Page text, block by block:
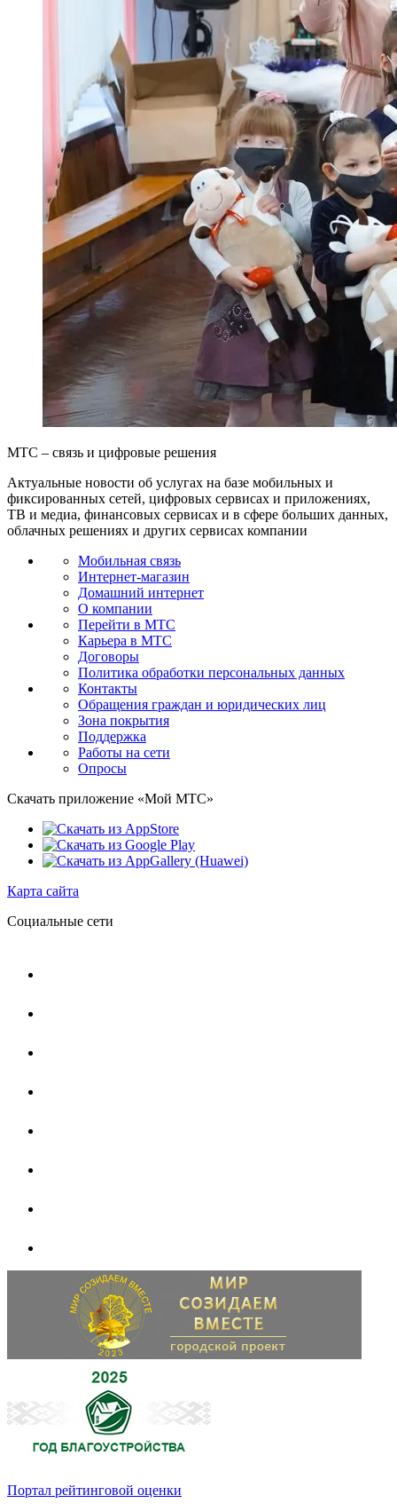
МТС – связь и цифровые решения
Актуальные новости об услугах на базе мобильных и
фиксированных сетей, цифровых сервисах и приложениях,
ТВ и медиа, финансовых сервисах и в сфере больших данных,
облачных решениях и других сервисах компании
Мобильная связь
Интернет-магазин
Домашний интернет
О компании
Перейти в МТС
Карьера в МТС
Договоры
Политика обработки персональных данных
Контакты
Обращения граждан и юридических лиц
Зона покрытия
Поддержка
Работы на сети
Опросы
Скачать приложение «Мой МТС»
Карта сайта
Социальные сети
Портал рейтинговой оценки